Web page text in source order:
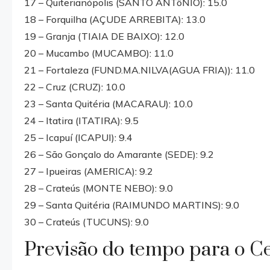
18 – Forquilha (AÇUDE ARREBITA): 13.0
19 – Granja (TIAIA DE BAIXO): 12.0
20 – Mucambo (MUCAMBO): 11.0
21 – Fortaleza (FUND.MA.NILVA(AGUA FRIA)): 11.0
22 – Cruz (CRUZ): 10.0
23 – Santa Quitéria (MACARAU): 10.0
24 – Itatira (ITATIRA): 9.5
25 – Icapuí (ICAPUI): 9.4
26 – São Gonçalo do Amarante (SEDE): 9.2
27 – Ipueiras (AMERICA): 9.2
28 – Crateús (MONTE NEBO): 9.0
29 – Santa Quitéria (RAIMUNDO MARTINS): 9.0
30 – Crateús (TUCUNS): 9.0
Previsão do tempo para o